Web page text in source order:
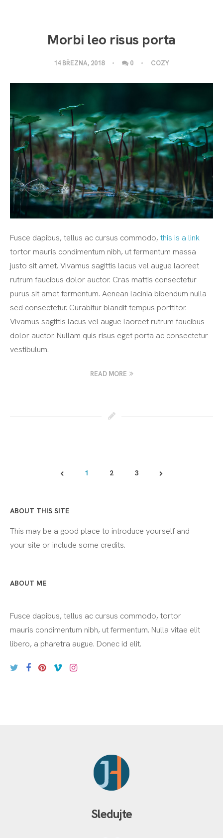
Morbi leo risus porta
14 BŘEZNA, 2018 0 COZY
Fusce dapibus, tellus ac cursus commodo, this is a link
tortor mauris condimentum nibh, ut fermentum massa
justo sit amet. Vivamus sagittis lacus vel augue laoreet
rutrum faucibus dolor auctor. Cras mattis consectetur
purus sit amet fermentum. Aenean lacinia bibendum nulla
sed consectetur. Curabitur blandit tempus porttitor.
Vivamus sagittis lacus vel augue laoreet rutrum faucibus
dolor auctor. Nullam quis risus eget porta ac consectetur
vestibulum.
READ MORE
1 2 3
ABOUT THIS SITE
This may be a good place to introduce yourself and
your site or include some credits.
ABOUT ME
Fusce dapibus, tellus ac cursus commodo, tortor
mauris condimentum nibh, ut fermentum. Nulla vitae elit
libero, a pharetra augue. Donec id elit.
Sledujte